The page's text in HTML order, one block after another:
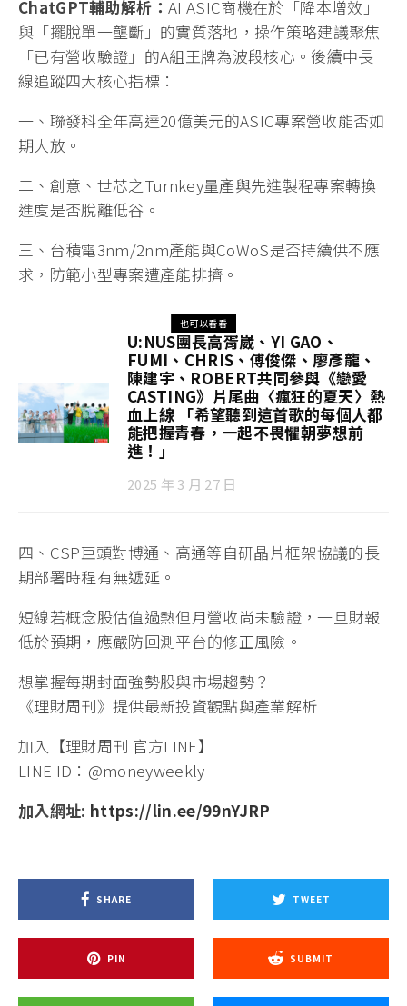
ChatGPT輔助解析：AI ASIC商機在於「降本增效」
與「擺脫單一壟斷」的實質落地，操作策略建議聚焦
「已有營收驗證」的A組王牌為波段核心。後續中長
線追蹤四大核心指標：
一、聯發科全年高達20億美元的ASIC專案營收能否如
期大放。
二、創意、世芯之Turnkey量產與先進製程專案轉換
進度是否脫離低谷。
三、台積電3nm/2nm產能與CoWoS是否持續供不應
求，防範小型專案遭產能排擠。
也可以看看
U:NUS團長高胥崴、YI GAO、
FUMI、CHRIS、傅俊傑、廖彥龍、
陳建宇、ROBERT共同參與《戀愛
CASTING》片尾曲〈瘋狂的夏天〉熱
血上線 「希望聽到這首歌的每個人都
能把握青春，一起不畏懼朝夢想前
進！」
2025 年 3 月 27 日
四、CSP巨頭對博通、高通等自研晶片框架協議的長
期部署時程有無遞延。
短線若概念股估值過熱但月營收尚未驗證，一旦財報
低於預期，應嚴防回測平台的修正風險。
想掌握每期封面強勢股與市場趨勢？
《理財周刊》提供最新投資觀點與產業解析
加入【理財周刊 官方LINE】
LINE ID：@moneyweekly
加入網址: https://lin.ee/99nYJRP
SHARE TWEET
PIN SUBMIT